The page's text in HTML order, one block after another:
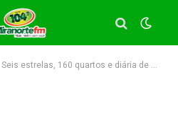
Seis estrelas, 160 quartos e diária de quase R$ 20 mil: Rosewood de SP é único hotel brasileiro em lista dos 50 melhores do mundo